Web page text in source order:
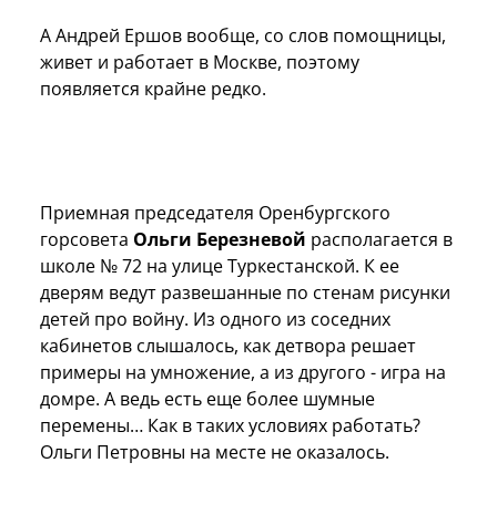
А Андрей Ершов вообще, со слов помощницы,
живет и работает в Москве, поэтому
появляется крайне редко.
Приемная председателя Оренбургского
горсовета Ольги Березневой располагается в
школе № 72 на улице Туркестанской. К ее
дверям ведут развешанные по стенам рисунки
детей про войну. Из одного из соседних
кабинетов слышалось, как детвора решает
примеры на умножение, а из другого - игра на
домре. А ведь есть еще более шумные
перемены… Как в таких условиях работать?
Ольги Петровны на месте не оказалось.